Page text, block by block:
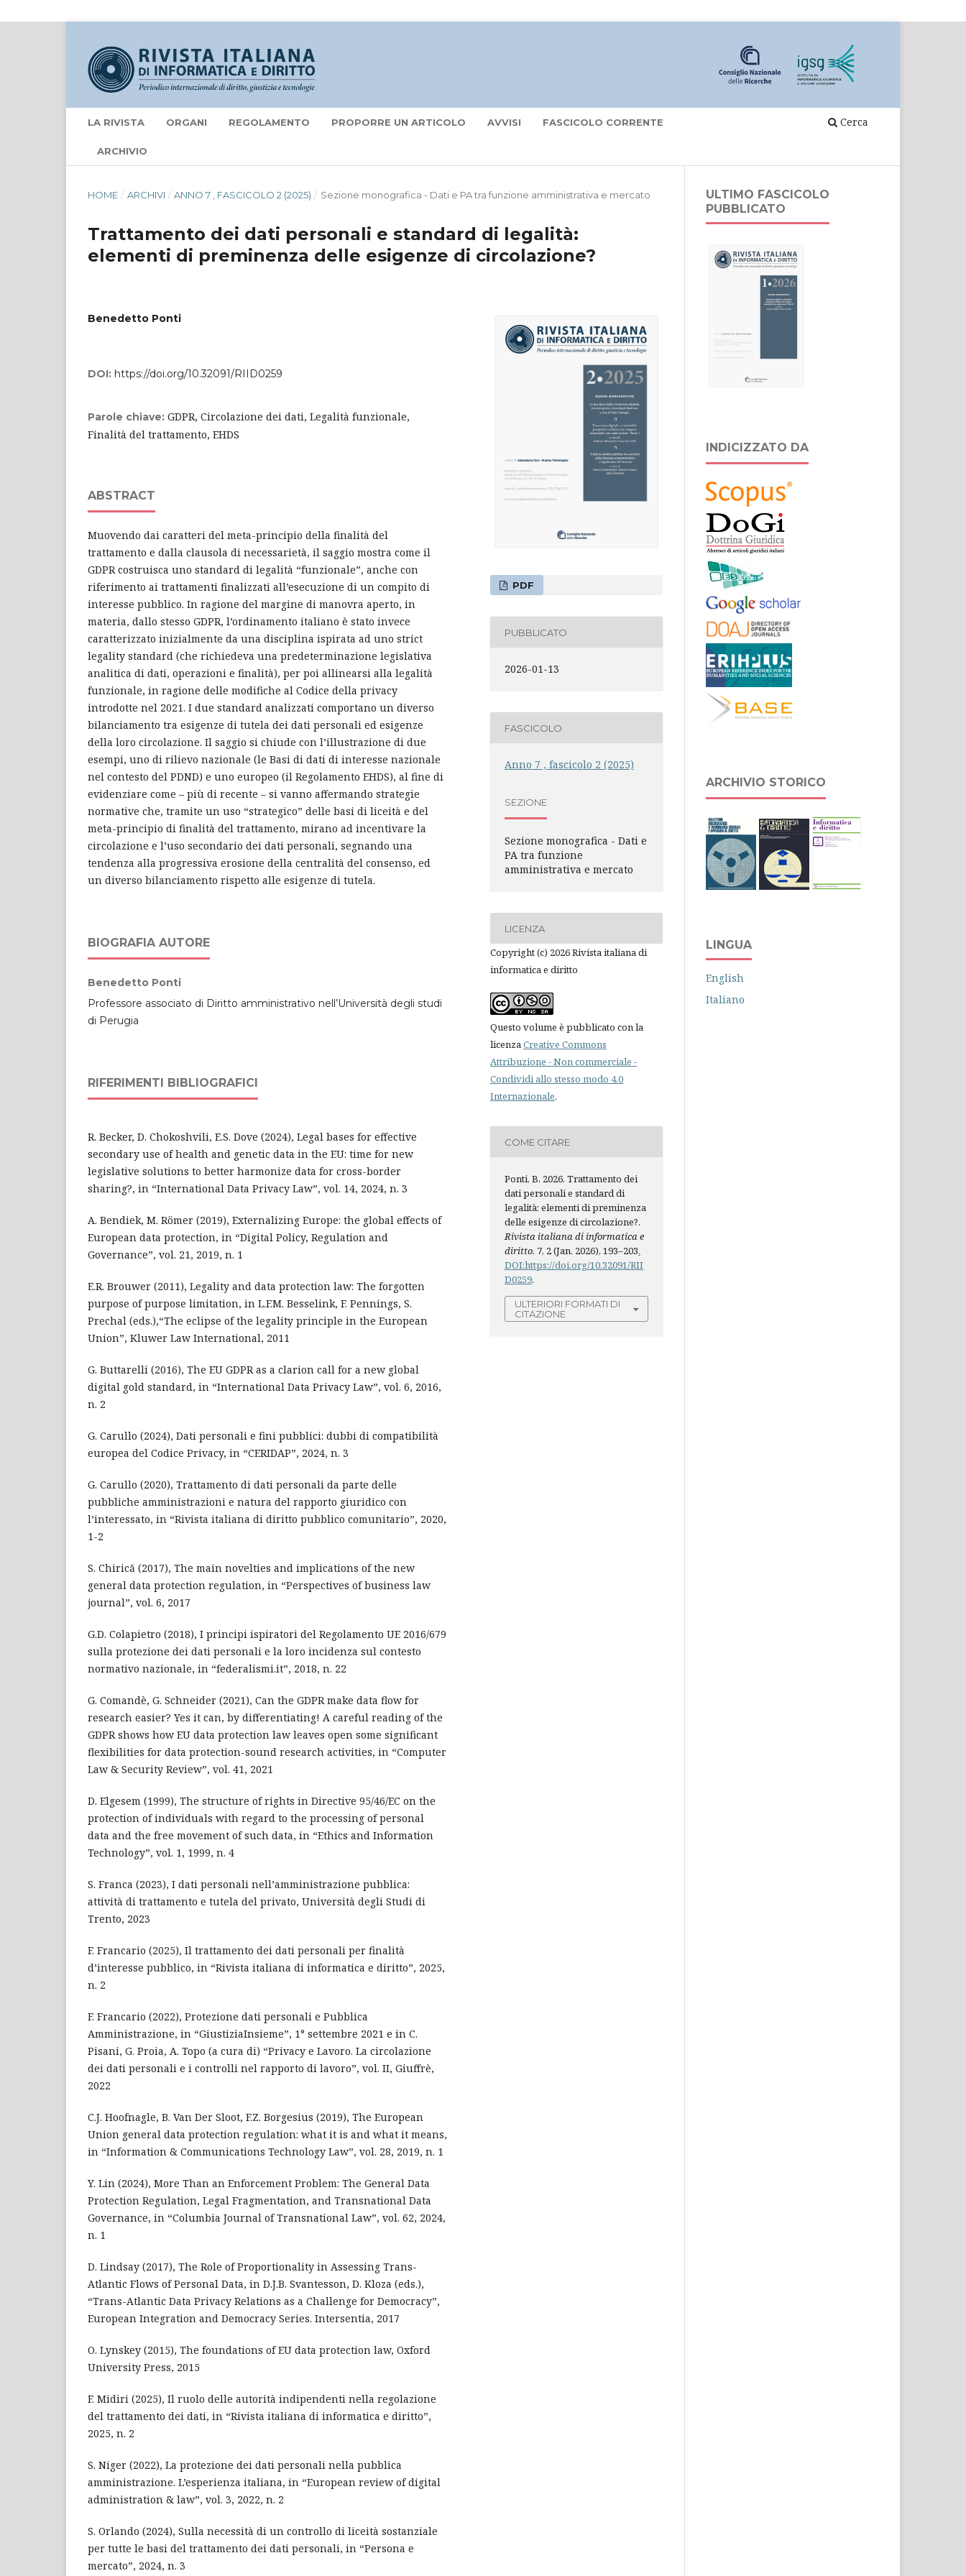
LA RIVISTA ORGANI REGOLAMENTO PROPORRE UN ARTICOLO AVVISI FASCICOLO CORRENTE
ARCHIVIO
Cerca
HOME / ARCHIVI / ANNO 7 , FASCICOLO 2 (2025) / Sezione monografica - Dati e PA tra funzione amministrativa e mercato
Trattamento dei dati personali e standard di legalità:
elementi di preminenza delle esigenze di circolazione?
Benedetto Ponti
DOI: https://doi.org/10.32091/RIID0259
Parole chiave: GDPR, Circolazione dei dati, Legalità funzionale,
Finalità del trattamento, EHDS
ABSTRACT
Muovendo dai caratteri del meta-principio della finalità del
trattamento e dalla clausola di necessarietà, il saggio mostra come il
GDPR costruisca uno standard di legalità “funzionale”, anche con
riferimento ai trattamenti finalizzati all’esecuzione di un compito di
interesse pubblico. In ragione del margine di manovra aperto, in
materia, dallo stesso GDPR, l’ordinamento italiano è stato invece
caratterizzato inizialmente da una disciplina ispirata ad uno strict
legality standard (che richiedeva una predeterminazione legislativa
analitica di dati, operazioni e finalità), per poi allinearsi alla legalità
funzionale, in ragione delle modifiche al Codice della privacy
introdotte nel 2021. I due standard analizzati comportano un diverso
bilanciamento tra esigenze di tutela dei dati personali ed esigenze
della loro circolazione. Il saggio si chiude con l’illustrazione di due
esempi, uno di rilievo nazionale (le Basi di dati di interesse nazionale
nel contesto del PDND) e uno europeo (il Regolamento EHDS), al fine di
evidenziare come – più di recente – si vanno affermando strategie
normative che, tramite un uso “strategico” delle basi di liceità e del
meta-principio di finalità del trattamento, mirano ad incentivare la
circolazione e l’uso secondario dei dati personali, segnando una
tendenza alla progressiva erosione della centralità del consenso, ed
un diverso bilanciamento rispetto alle esigenze di tutela.
BIOGRAFIA AUTORE
Benedetto Ponti
Professore associato di Diritto amministrativo nell’Università degli studi
di Perugia
RIFERIMENTI BIBLIOGRAFICI
R. Becker, D. Chokoshvili, E.S. Dove (2024), Legal bases for effective
secondary use of health and genetic data in the EU: time for new
legislative solutions to better harmonize data for cross-border
sharing?, in “International Data Privacy Law”, vol. 14, 2024, n. 3
A. Bendiek, M. Römer (2019), Externalizing Europe: the global effects of
European data protection, in “Digital Policy, Regulation and
Governance”, vol. 21, 2019, n. 1
E.R. Brouwer (2011), Legality and data protection law: The forgotten
purpose of purpose limitation, in L.F.M. Besselink, F. Pennings, S.
Prechal (eds.),“The eclipse of the legality principle in the European
Union”, Kluwer Law International, 2011
G. Buttarelli (2016), The EU GDPR as a clarion call for a new global
digital gold standard, in “International Data Privacy Law”, vol. 6, 2016,
n. 2
G. Carullo (2024), Dati personali e fini pubblici: dubbi di compatibilità
europea del Codice Privacy, in “CERIDAP”, 2024, n. 3
G. Carullo (2020), Trattamento di dati personali da parte delle
pubbliche amministrazioni e natura del rapporto giuridico con
l’interessato, in “Rivista italiana di diritto pubblico comunitario”, 2020,
1-2
S. Chirică (2017), The main novelties and implications of the new
general data protection regulation, in “Perspectives of business law
journal”, vol. 6, 2017
G.D. Colapietro (2018), I principi ispiratori del Regolamento UE 2016/679
sulla protezione dei dati personali e la loro incidenza sul contesto
normativo nazionale, in “federalismi.it”, 2018, n. 22
G. Comandè, G. Schneider (2021), Can the GDPR make data flow for
research easier? Yes it can, by differentiating! A careful reading of the
GDPR shows how EU data protection law leaves open some significant
flexibilities for data protection-sound research activities, in “Computer
Law & Security Review”, vol. 41, 2021
D. Elgesem (1999), The structure of rights in Directive 95/46/EC on the
protection of individuals with regard to the processing of personal
data and the free movement of such data, in “Ethics and Information
Technology”, vol. 1, 1999, n. 4
S. Franca (2023), I dati personali nell’amministrazione pubblica:
attività di trattamento e tutela del privato, Università degli Studi di
Trento, 2023
F. Francario (2025), Il trattamento dei dati personali per finalità
d’interesse pubblico, in “Rivista italiana di informatica e diritto”, 2025,
n. 2
F. Francario (2022), Protezione dati personali e Pubblica
Amministrazione, in “GiustiziaInsieme”, 1° settembre 2021 e in C.
Pisani, G. Proia, A. Topo (a cura di) “Privacy e Lavoro. La circolazione
dei dati personali e i controlli nel rapporto di lavoro”, vol. II, Giuffrè,
2022
C.J. Hoofnagle, B. Van Der Sloot, F.Z. Borgesius (2019), The European
Union general data protection regulation: what it is and what it means,
in “Information & Communications Technology Law”, vol. 28, 2019, n. 1
Y. Lin (2024), More Than an Enforcement Problem: The General Data
Protection Regulation, Legal Fragmentation, and Transnational Data
Governance, in “Columbia Journal of Transnational Law”, vol. 62, 2024,
n. 1
D. Lindsay (2017), The Role of Proportionality in Assessing Trans-
Atlantic Flows of Personal Data, in D.J.B. Svantesson, D. Kloza (eds.),
“Trans-Atlantic Data Privacy Relations as a Challenge for Democracy”,
European Integration and Democracy Series. Intersentia, 2017
O. Lynskey (2015), The foundations of EU data protection law, Oxford
University Press, 2015
F. Midiri (2025), Il ruolo delle autorità indipendenti nella regolazione
del trattamento dei dati, in “Rivista italiana di informatica e diritto”,
2025, n. 2
S. Niger (2022), La protezione dei dati personali nella pubblica
amministrazione. L’esperienza italiana, in “European review of digital
administration & law”, vol. 3, 2022, n. 2
S. Orlando (2024), Sulla necessità di un controllo di liceità sostanziale
per tutte le basi del trattamento dei dati personali, in “Persona e
mercato”, 2024, n. 3
PDF
PUBBLICATO
2026-01-13
FASCICOLO
Anno 7 , fascicolo 2 (2025)
SEZIONE
Sezione monografica - Dati e
PA tra funzione
amministrativa e mercato
LICENZA
Copyright (c) 2026 Rivista italiana di
informatica e diritto
Questo volume è pubblicato con la
licenzaCreative Commons
Attribuzione - Non commerciale -
Condividi allo stesso modo 4.0
Internazionale.
COME CITARE
Ponti, B. 2026. Trattamento dei
dati personali e standard di
legalità: elementi di preminenza
delle esigenze di circolazione?.
Rivista italiana di informatica e
diritto. 7, 2 (Jan. 2026), 193–203.
DOI:https://doi.org/10.32091/RII
D0259.
ULTERIORI FORMATI DI
CITAZIONE
ULTIMO FASCICOLO
PUBBLICATO
INDICIZZATO DA
ARCHIVIO STORICO
LINGUA
English
Italiano